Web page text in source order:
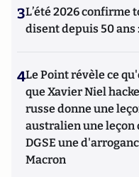
3L’été 2026 confirme
disent depuis 50
4Le Point révèle ce
que Xavier Niel
russe donne une
australien une leçon
DGSE une
Macron